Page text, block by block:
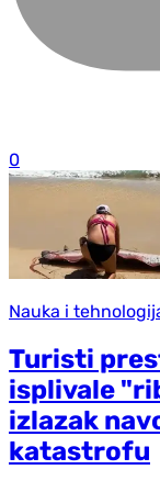
0
Nauka i
Turisti
isplivale
izlazak
katastrofu